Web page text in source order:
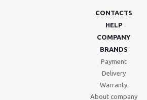
CONTACTS
HELP
COMPANY
BRANDS
Payment
Delivery
Warranty
About company